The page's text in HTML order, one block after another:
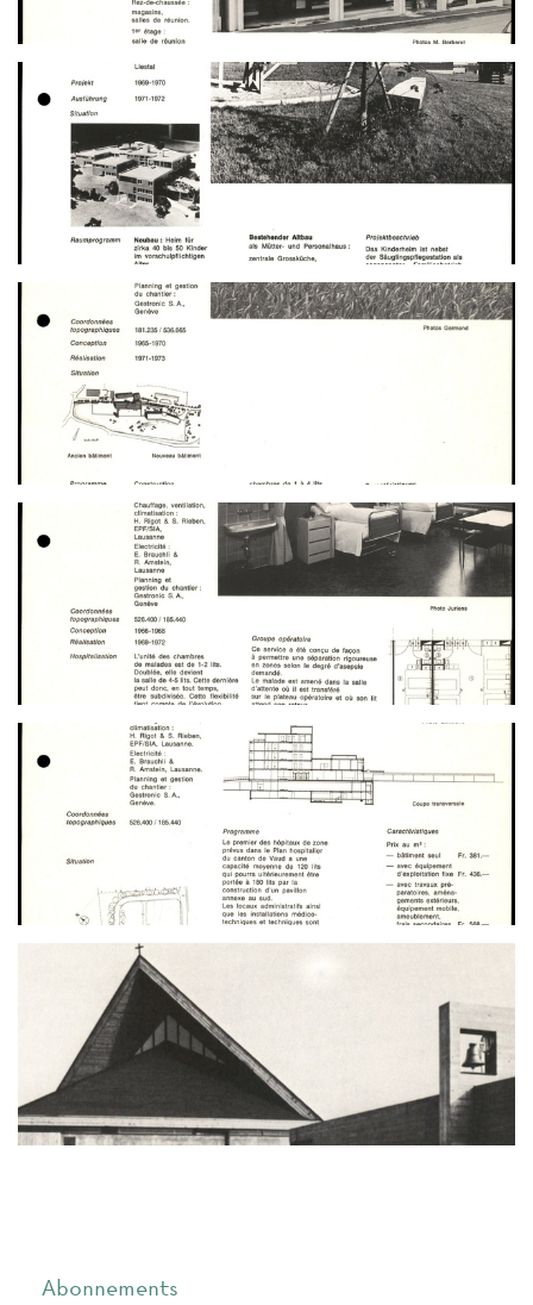
Abonnements